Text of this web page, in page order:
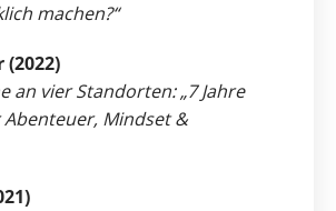
machen?“
an vier Standorten: „7 Jahre
Abenteuer, Mindset &